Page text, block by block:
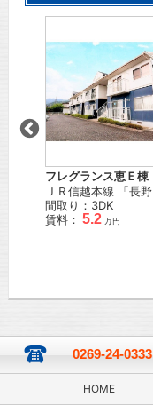
フレグランス恵Ｅ棟
ＪＲ信越本線 「長野
間取り：3DK
賃料： 5.2 万円
0269-24-0333
HOME